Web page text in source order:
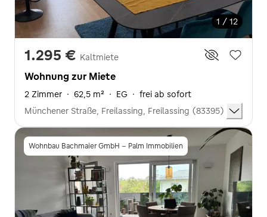
1 / 12
1.295 € Kaltmiete
Wohnung zur Miete
2 Zimmer · 62,5 m² · EG · frei ab sofort
Münchener Straße, Freilassing, Freilassing (83395)
Wohnbau Bachmaier GmbH - Palm Immobilien